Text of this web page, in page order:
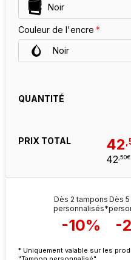
Noir
Couleur de l'encre
Noir
QUANTITÉ
PRIX TOTAL 42
42
Dès 2 tampons
personnalisés*
-10%
Dès
-
* Uniquement valable sur les